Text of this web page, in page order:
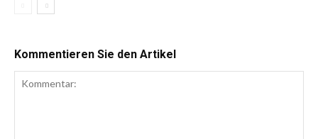
Kommentieren Sie den Artikel